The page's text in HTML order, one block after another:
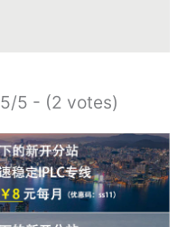
5/5 - (2 votes)